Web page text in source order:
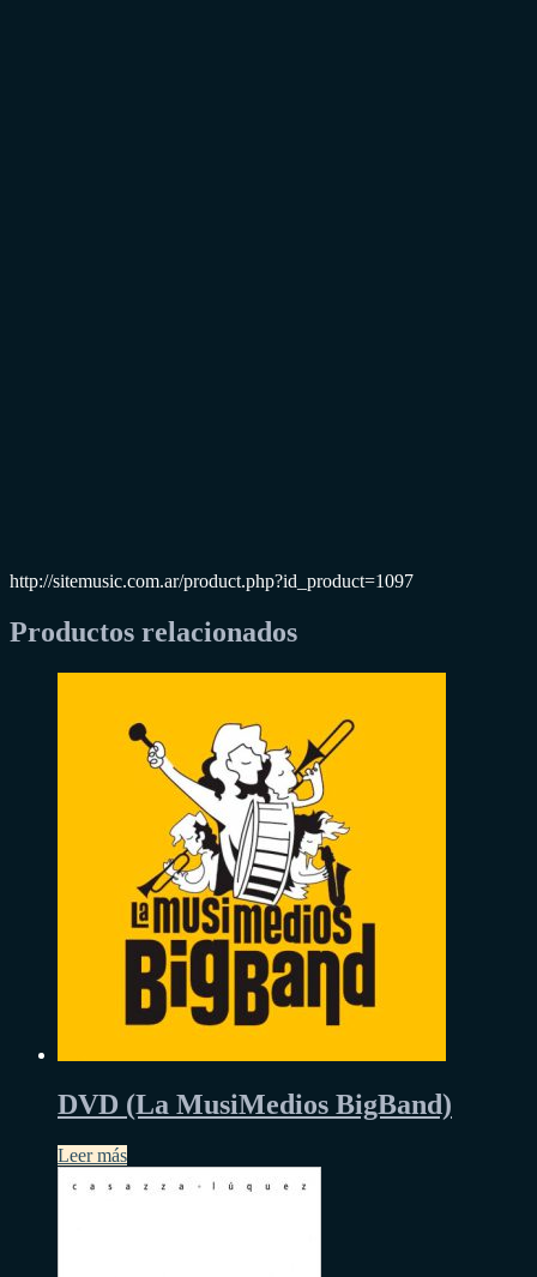
http://sitemusic.com.ar/product.php?id_product=1097
Productos relacionados
DVD (La MusiMedios BigBand)
Leer más